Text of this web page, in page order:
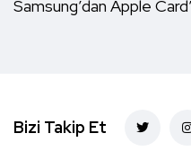
Samsung’dan Apple
Bizi Takip Et